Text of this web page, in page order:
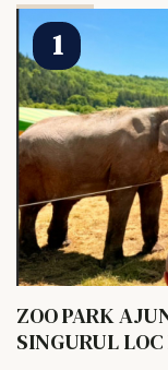
ZOO PARK
SINGURUL